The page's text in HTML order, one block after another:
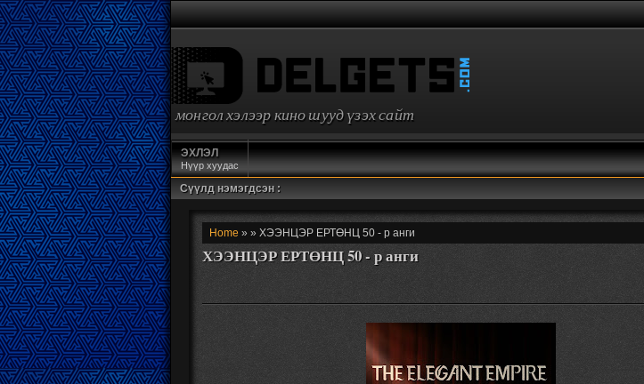
монгол хэлээр кино шууд үзэх сайт
ЭХЛЭЛ
Нүүр хуудас
Сүүлд нэмэгдсэн :
Home » » ХЭЭНЦЭР ЕРТӨНЦ 50 - р анги
ХЭЭНЦЭР ЕРТӨНЦ 50 - р анги